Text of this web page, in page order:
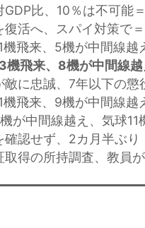
比、10％は不可能
復活へ、スパイ対策で
機飛来、5機が中間線越
機飛来、8機が中間線
敵に忠誠、7年以下の懲
機飛来、9機が中間線越
が中間線越え、気球
確認せず、2カ月半ぶ
取得の所持調査、教員